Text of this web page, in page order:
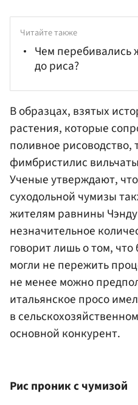
Читайте также
Чем перебивались
до риса?
В образцах, взятых
растения, которые
поливное рисоводство,
фимбристилис
Ученые утверждают,
суходольной чумизы
жителям равнины
незначительное
говорит лишь о том,
могли не пережить
не менее можно
итальянское просо
в
основной конкурент.
Рис проник с чумизой